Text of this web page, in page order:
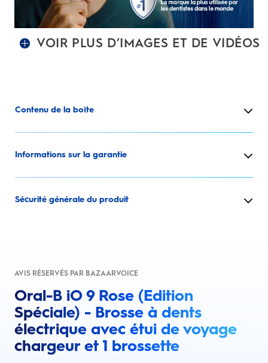
VOIR PLUS D’IMAGES ET DE VIDÉOS
Contenu de la boîte
Informations sur la garantie
Sécurité générale du produit
AVIS RÉSERVÉS PAR BAZAARVOICE
Oral-B iO 9 Rose (Edition
Spéciale) - Brosse à dents
électrique avec étui de voyage
chargeur et 1 brossette